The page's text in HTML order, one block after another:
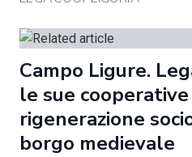
Campo Ligure.
le sue
rigenerazione
borgo medievale